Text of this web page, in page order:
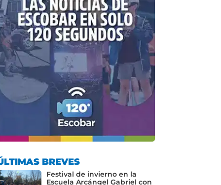
BREVES
Festival de invierno en la
Escuela Arcángel Gabriel con